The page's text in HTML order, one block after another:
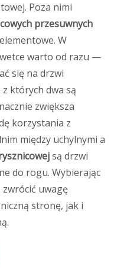
Poza nimi
przesuwnych
W
warto od razu —
się na drzwi
których dwa są
zwiększa
korzystania z
między uchylnymi a
są drzwi
do rogu. Wybierając
uwagę
stronę, jak i